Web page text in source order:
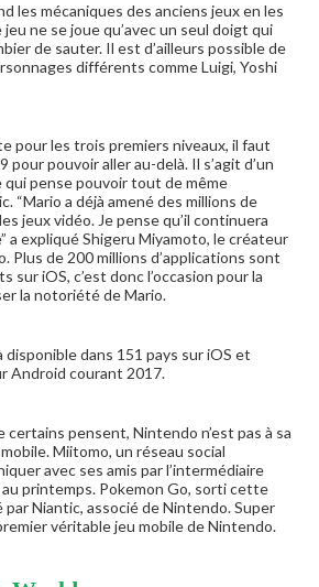
les mécaniques des anciens jeux en les
ne se joue qu’avec un seul doigt qui
de sauter. Il est d’ailleurs possible de
différents comme Luigi, Yoshi
pour les trois premiers niveaux, il faut
pouvoir aller au-delà. Il s’agit d’un
qui pense pouvoir tout de même
“Mario a déjà amené des millions de
jeux vidéo. Je pense qu’il continuera
a expliqué Shigeru Miyamoto, le créateur
Plus de 200 millions d’applications sont
sur iOS, c’est donc l’occasion pour la
la notoriété de Mario.
dans 151 pays sur iOS et
Android courant 2017.
pensent, Nintendo n’est pas à sa
Miitomo, un réseau social
avec ses amis par l’intermédiaire
au printemps. Pokemon Go, sorti cette
Niantic, associé de Nintendo. Super
véritable jeu mobile de Nintendo.